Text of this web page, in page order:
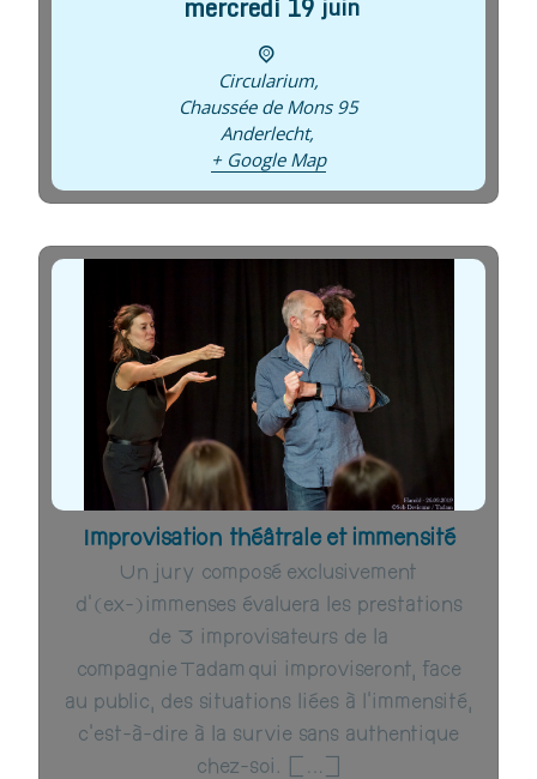
juin
Circularium,
Chaussée de Mons 95
Anderlecht,
+ Google Map
Improvisation théâtrale et immensité
Un jury composé exclusivement
d'(ex-)immenses évaluera les prestations
de 3 improvisateurs de la
compagnie Tadam qui improviseront, face
au public, des situations liées à l’immensité,
c’est-à-dire à la survie sans authentique
chez-soi. […]